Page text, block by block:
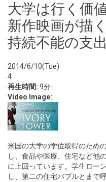
大学は行く価
新作映画が描
持続不能の支
2014/6/10(Tue)
4
再生時間: 9分
Video Image:
米国の大学の学位取得のため
し、食品や医療、住宅など他
に上回っています。学生ロー
し、第二の住宅バブルとまで